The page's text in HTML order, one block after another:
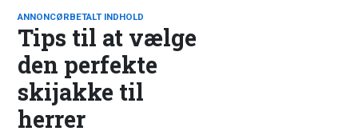
ANNONCØRBETALT INDHOLD
Tips til at vælge
den perfekte
skijakke til
herrer